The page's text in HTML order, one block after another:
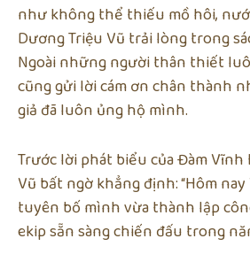
như không thể thiếu mồ hôi,
Dương Triệu Vũ trải lòng trong
Ngoài những người thân thiết
cũng gửi lời cám ơn chân thành
giả đã luôn ủng hộ mình.
Trước lời phát biểu của Đàm Vĩnh
Vũ bất ngờ khẳng định: “Hôm
tuyên bố mình vừa thành lập
ekip sẵn sàng chiến đấu trong